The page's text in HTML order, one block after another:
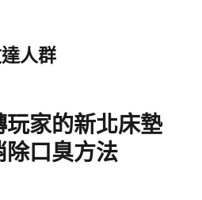
人群
家的新北床墊
除口臭方法